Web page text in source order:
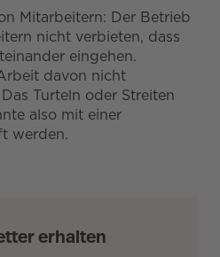
Mitarbeitern: Der Betrieb
nicht verbieten, dass
eingehen.
davon nicht
Turteln oder Streiten
also mit einer
werden.
erhalten